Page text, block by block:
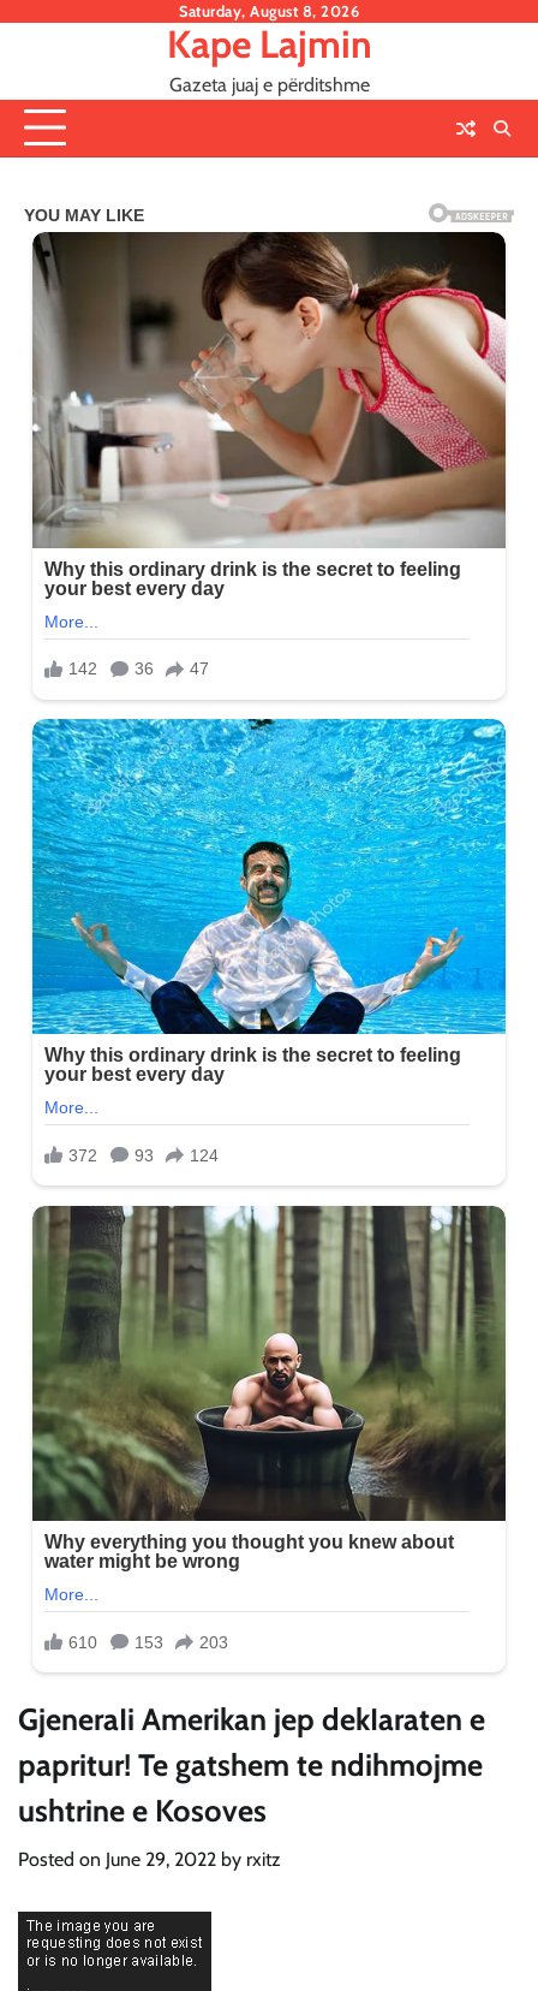
Saturday, August 8, 2026
Kape Lajmin
Gazeta juaj e përditshme
GjeneraIi Amerikan jep dekIaraten e
papritur! Te gatshem te ndihmojme
ushtrine e Kosoves
Posted on June 29, 2022 by rxitz